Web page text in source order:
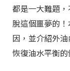
都是一大難題
脫這個噩夢的
因，並介紹外
恢復油水平衡的